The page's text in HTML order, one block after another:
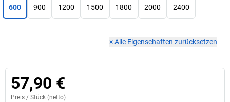
600 900 1200 1500 1800 2000 2400
×Alle Eigenschaften zurücksetzen
57,90 €
Preis / Stück (netto)